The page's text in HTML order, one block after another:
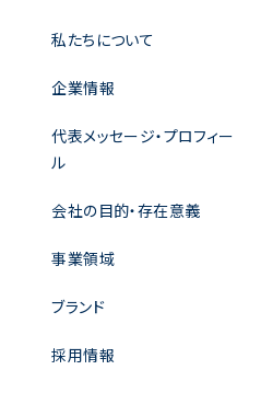
私たちについて
企業情報
代表メッセージ・プロフィー
ル
会社の目的・存在意義
事業領域
ブランド
採用情報